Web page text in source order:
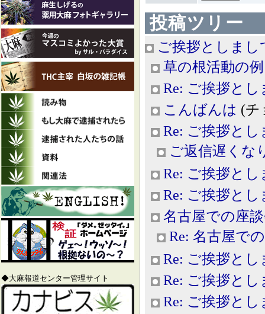
◆大麻報道センター管理サイト
投稿ツリー
ご挨拶としまし
草の根活動の例
Re: ご挨拶とし
こんばんは (チ
Re: ご挨拶とし
ご返信遅く
Re: ご挨拶とし
Re: ご挨拶とし
名古屋での座
Re: 名古屋で
Re: ご挨拶とし
Re: ご挨拶とし
Re: ご挨拶とし